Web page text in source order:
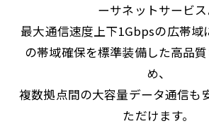
ーサネットサービス
最大通信速度上下1Gbpsの広帯域
の帯域確保を標準装備した高品
め、
複数拠点間の大容量データ通信も
ただけます。